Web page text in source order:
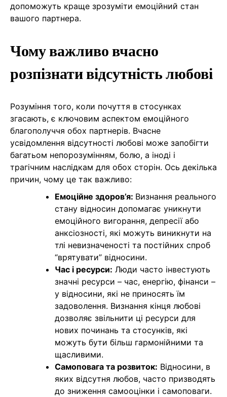
допоможуть краще зрозуміти емоційний стан
вашого партнера.
Чому важливо вчасно
розпізнати відсутність любові
Розуміння того, коли почуття в стосунках
згасають, є ключовим аспектом емоційного
благополуччя обох партнерів. Вчасне
усвідомлення відсутності любові може запобігти
багатьом непорозумінням, болю, а іноді і
трагічним наслідкам для обох сторін. Ось декілька
причин, чому це так важливо:
Емоційне здоров’я: Визнання реального
стану відносин допомагає уникнути
емоційного вигорання, депресії або
анксіозності, які можуть виникнути на
тлі невизначеності та постійних спроб
“врятувати” відносини.
Час і ресурси: Люди часто інвестують
значні ресурси – час, енергію, фінанси –
у відносини, які не приносять їм
задоволення. Визнання кінця любові
дозволяє звільнити ці ресурси для
нових починань та стосунків, які
можуть бути більш гармонійними та
щасливими.
Самоповага та розвиток: Відносини, в
яких відсутня любов, часто призводять
до зниження самооцінки і самоповаги.